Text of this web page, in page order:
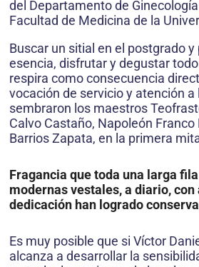
del Departamento de
Facultad de Medicina de la
Buscar un sitial en el postgrado
esencia, disfrutar y degustar
respira como consecuencia
vocación de servicio y atención a
sembraron los maestros
Calvo Castaño, Napoleón Franco
Barrios Zapata, en la primera
Fragancia que toda una larga
modernas vestales, a diario, con
dedicación han logrado
Es muy posible que si Víctor
alcanza a desarrollar la